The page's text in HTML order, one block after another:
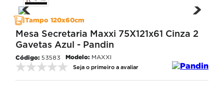
Tampo 120x60cm
Mesa Secretaria Maxxi 75X121x61 Cinza 2
Gavetas Azul - Pandin
53583 Modelo: MAXXI
Seja o primeiro a avaliar